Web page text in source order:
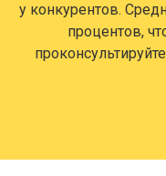
у конкурентов.
процентов,